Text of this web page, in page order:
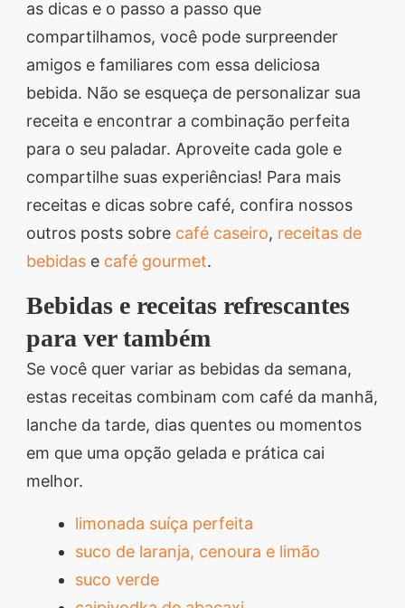
as dicas e o passo a passo que
compartilhamos, você pode surpreender
amigos e familiares com essa deliciosa
bebida. Não se esqueça de personalizar sua
receita e encontrar a combinação perfeita
para o seu paladar. Aproveite cada gole e
compartilhe suas experiências! Para mais
receitas e dicas sobre café, confira nossos
outros posts sobre café caseiro, receitas de
bebidas e café gourmet.
Bebidas e receitas refrescantes
para ver também
Se você quer variar as bebidas da semana,
estas receitas combinam com café da manhã,
lanche da tarde, dias quentes ou momentos
em que uma opção gelada e prática cai
melhor.
limonada suíça perfeita
suco de laranja, cenoura e limão
suco verde